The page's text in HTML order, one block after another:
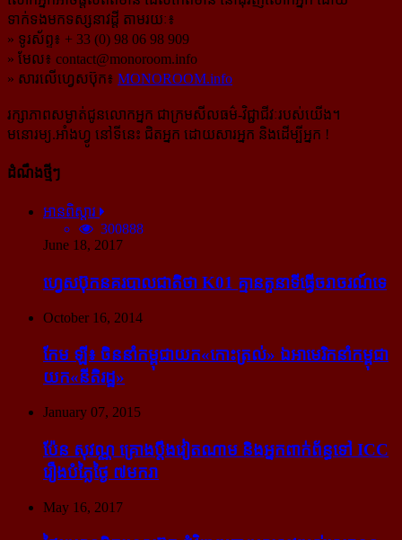
ទាក់ទងមកទស្សនាវដ្ដី តាមរយៈ៖
» ទូរស័ព្ទ៖ + 33 (0) 98 06 98 909
» មែល៖ contact@monoroom.info
» សារលើហ្វេសប៊ុក៖ MONOROOM.info
រក្សាភាពសម្ងាត់ជូនលោកអ្នក ជាក្រមសីលធម៌-​វិជ្ជាជីវៈ​របស់យើង។
មនោរម្យ.អាំងហ្វូ នៅទីនេះ ជិតអ្នក ដោយសារអ្នក និងដើម្បីអ្នក !
ដំណឹងថ្មីៗ
អានពិស្ដារ
300888
June 18, 2017
ហ្វេសប៊ុក​នគរបាល​ជាតិ​ថា K01 គ្មាន​តួនាទី​ធ្វើ​ចរាចរណ៍​ទេ
October 16, 2014
កែម ឡី៖ ចិន​នាំ​កម្ពុជា​យក​«កោះ​ត្រល់» ឯ​អាមេរិក​នាំ​កម្ពុជា​
យក​«នីតិរដ្ឋ»
January 07, 2015
ប៉ែន សុវណ្ណ គ្រោង​ប្តឹង​វៀតណាម និង​អ្នក​ពាក់​ព័ន្ធ​ទៅ ICC
រឿង​បំភ្លៃ​ថ្ងៃ ៧​មករា
May 16, 2017